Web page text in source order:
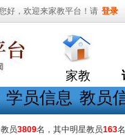
好，欢迎来家教平台！请 登录
家教
学员信息 教员
员3809名，其中明星教员163